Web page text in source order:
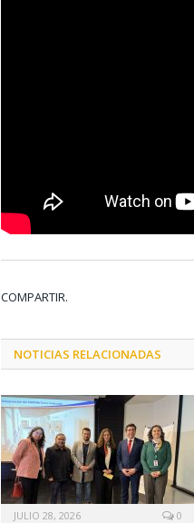
COMPARTIR.
NOTICIAS RELACIONADAS
JULIO 28, 2026 0